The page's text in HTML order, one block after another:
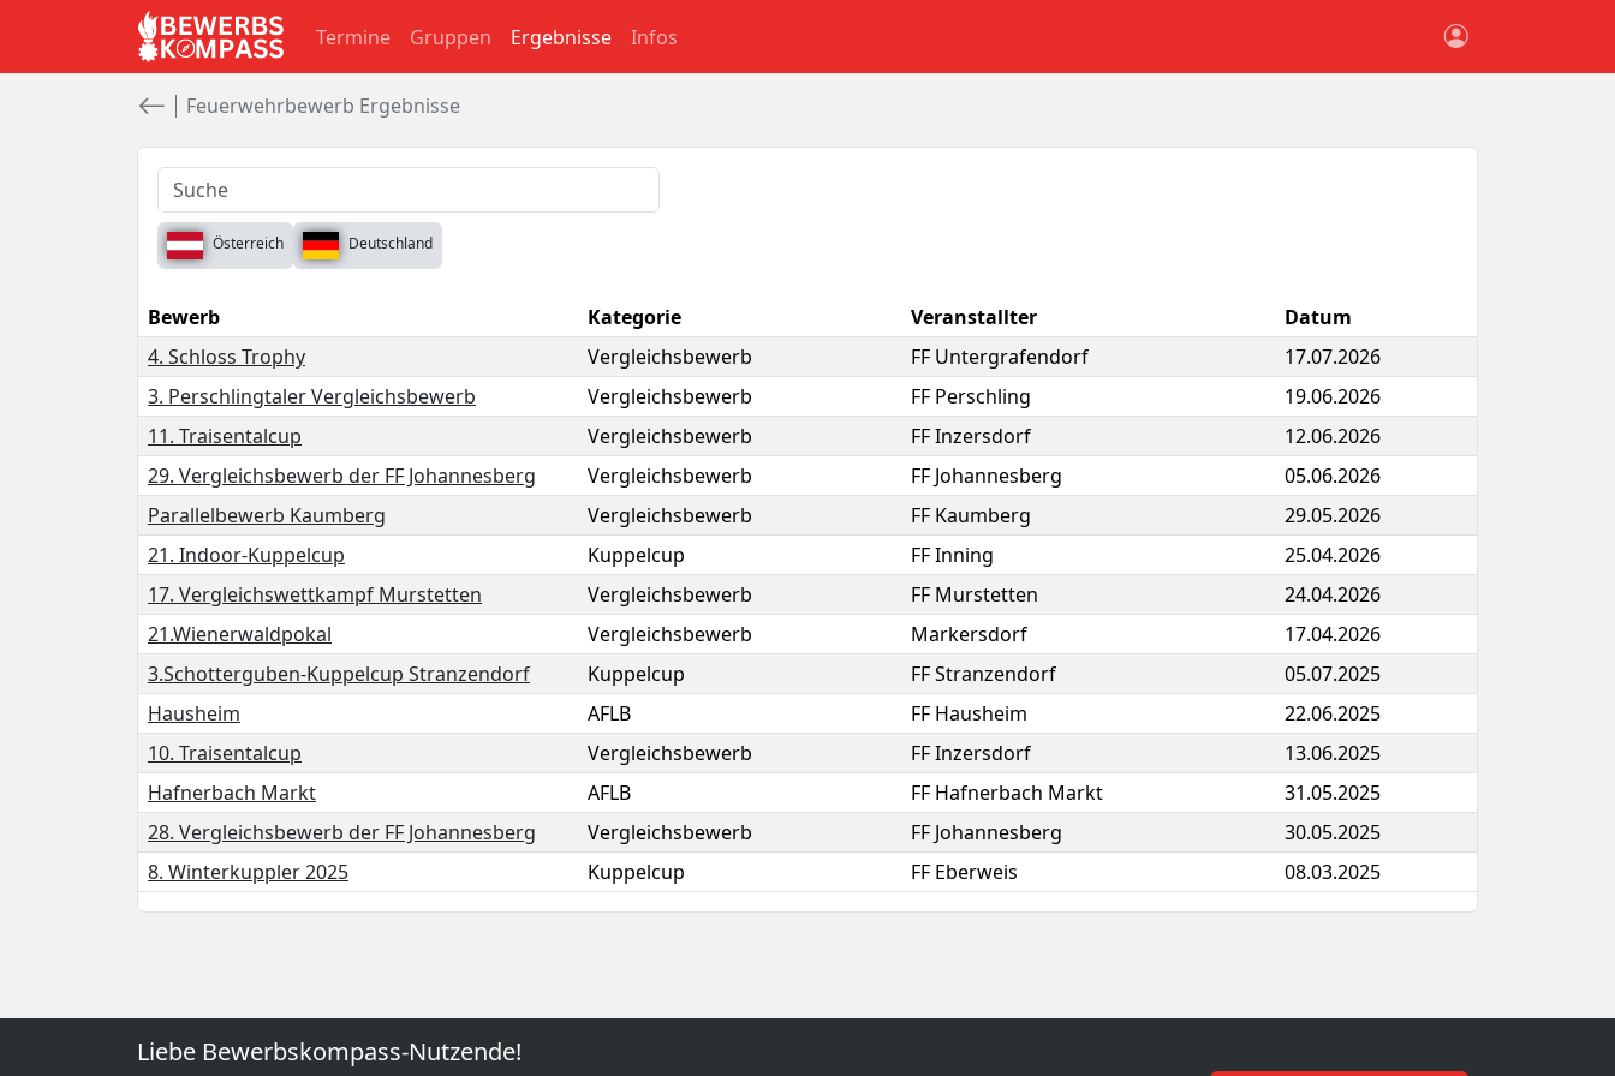
Termine Gruppen Ergebnisse Infos
Feuerwehrbewerb Ergebnisse
Österreich Deutschland
Bewerb Kategorie Veranstallter
Datum
4. Schloss Trophy
Vergleichsbewerb FF Untergrafendorf
17.07.2026
3. Perschlingtaler Vergleichsbewerb
Vergleichsbewerb FF Perschling
19.06.2026
11. Traisentalcup
Vergleichsbewerb FF Inzersdorf
12.06.2026
29. Vergleichsbewerb der FF Johannesberg
Vergleichsbewerb FF Johannesberg
05.06.2026
Parallelbewerb Kaumberg
Vergleichsbewerb FF Kaumberg
29.05.2026
21. Indoor-Kuppelcup
Kuppelcup FF Inning
25.04.2026
17. Vergleichswettkampf Murstetten
Vergleichsbewerb FF Murstetten
24.04.2026
21.Wienerwaldpokal
Vergleichsbewerb Markersdorf
17.04.2026
3.Schotterguben-Kuppelcup Stranzendorf
Kuppelcup FF Stranzendorf
05.07.2025
Hausheim
AFLB FF Hausheim
22.06.2025
10. Traisentalcup
Vergleichsbewerb FF Inzersdorf
13.06.2025
Hafnerbach Markt
AFLB FF Hafnerbach Markt
31.05.2025
28. Vergleichsbewerb der FF Johannesberg
Vergleichsbewerb FF Johannesberg
30.05.2025
8. Winterkuppler 2025
Kuppelcup FF Eberweis 08.03.2025
Liebe Bewerbskompass-Nutzende!